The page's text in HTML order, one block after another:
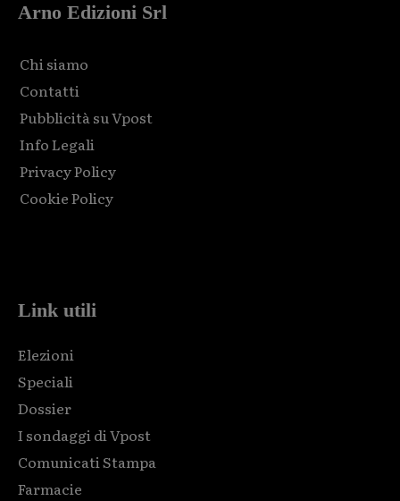
Arno Edizioni Srl
Chi siamo
Contatti
Pubblicità su Vpost
Info Legali
Privacy Policy
Cookie Policy
Link utili
Elezioni
Speciali
Dossier
I sondaggi di Vpost
Comunicati Stampa
Farmacie